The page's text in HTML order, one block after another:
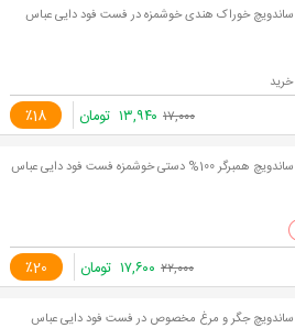
ساندویچ خوراک هندی خوشمزه در فست فود دایی عباس
٪18 ۱۷,۰۰۰ ۱۳,۹۴۰ تومان
ساندویچ همبرگر 100% دستی خوشمزه فست فود دایی عباس
٪20 ۲۲,۰۰۰ ۱۷,۶۰۰ تومان
ساندویچ جگر و مرغ مخصوص در فست فود دایی عباس